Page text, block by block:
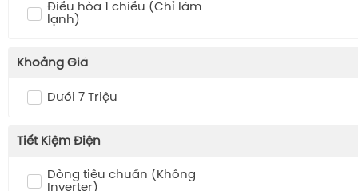
Điều hòa 1 chiều (Chỉ làm
lạnh)
Khoảng Giá
Dưới 7 Triệu
Tiết Kiệm Điện
Dòng tiêu chuẩn (Không
Inverter)